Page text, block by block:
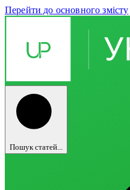
Перейти до основного змісту
Пошук статей...